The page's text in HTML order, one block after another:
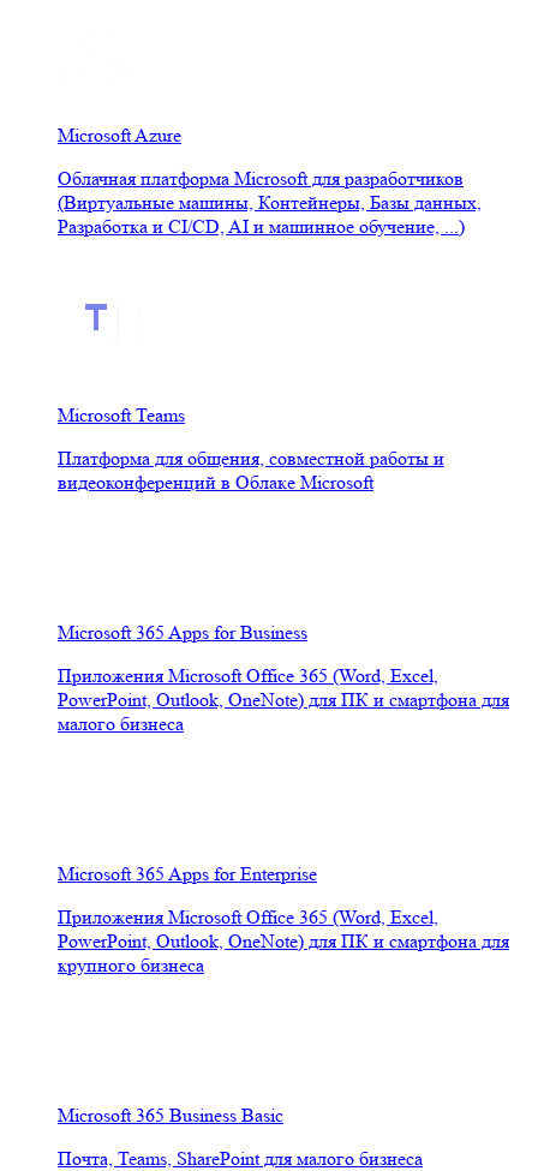
Microsoft Azure
Облачная платформа Microsoft для разработчиков
(Виртуальные машины, Контейнеры, Базы данных,
Разработка и CI/CD, AI и машинное обучение, ...)
Microsoft Teams
Платформа для общения, совместной работы и
видеоконференций в Облаке Microsoft
Microsoft 365 Apps for Business
Приложения Microsoft Office 365 (Word, Excel,
PowerPoint, Outlook, OneNote) для ПК и смартфона для
малого бизнеса
Microsoft 365 Apps for Enterprise
Приложения Microsoft Office 365 (Word, Excel,
PowerPoint, Outlook, OneNote) для ПК и смартфона для
крупного бизнеса
Microsoft 365 Business Basic
Почта, Teams, SharePoint для малого бизнеса